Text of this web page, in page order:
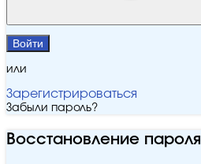
Войти
или
Зарегистрироваться
Забыли пароль?
Восстановление пароля